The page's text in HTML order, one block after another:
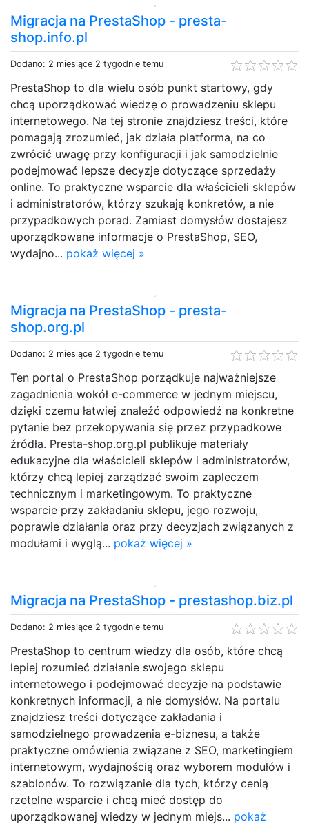
Migracja na PrestaShop - presta-
shop.info.pl
Dodano: 2 miesiące 2 tygodnie temu
PrestaShop to dla wielu osób punkt startowy, gdy
chcą uporządkować wiedzę o prowadzeniu sklepu
internetowego. Na tej stronie znajdziesz treści, które
pomagają zrozumieć, jak działa platforma, na co
zwrócić uwagę przy konfiguracji i jak samodzielnie
podejmować lepsze decyzje dotyczące sprzedaży
online. To praktyczne wsparcie dla właścicieli sklepów
i administratorów, którzy szukają konkretów, a nie
przypadkowych porad. Zamiast domysłów dostajesz
uporządkowane informacje o PrestaShop, SEO,
wydajno... pokaż więcej »
Migracja na PrestaShop - presta-
shop.org.pl
Dodano: 2 miesiące 2 tygodnie temu
Ten portal o PrestaShop porządkuje najważniejsze
zagadnienia wokół e-commerce w jednym miejscu,
dzięki czemu łatwiej znaleźć odpowiedź na konkretne
pytanie bez przekopywania się przez przypadkowe
źródła. Presta-shop.org.pl publikuje materiały
edukacyjne dla właścicieli sklepów i administratorów,
którzy chcą lepiej zarządzać swoim zapleczem
technicznym i marketingowym. To praktyczne
wsparcie przy zakładaniu sklepu, jego rozwoju,
poprawie działania oraz przy decyzjach związanych z
modułami i wyglą... pokaż więcej »
Migracja na PrestaShop - prestashop.biz.pl
Dodano: 2 miesiące 2 tygodnie temu
PrestaShop to centrum wiedzy dla osób, które chcą
lepiej rozumieć działanie swojego sklepu
internetowego i podejmować decyzje na podstawie
konkretnych informacji, a nie domysłów. Na portalu
znajdziesz treści dotyczące zakładania i
samodzielnego prowadzenia e-biznesu, a także
praktyczne omówienia związane z SEO, marketingiem
internetowym, wydajnością oraz wyborem modułów i
szablonów. To rozwiązanie dla tych, którzy cenią
rzetelne wsparcie i chcą mieć dostęp do
uporządkowanej wiedzy w jednym miejs... pokaż